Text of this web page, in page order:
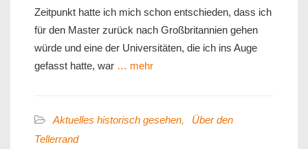
Zeitpunkt hatte ich mich schon entschieden, dass ich
für den Master zurück nach Großbritannien gehen
würde und eine der Universitäten, die ich ins Auge
gefasst hatte, war … mehr
Aktuelles historisch gesehen,
Über den
Tellerrand